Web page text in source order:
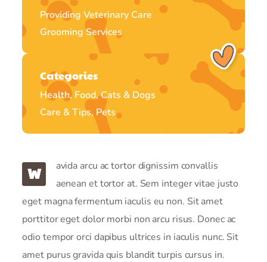
Providing Veterinary Care
Grooming Services
Categories
Health, Food, Cats & Dogs
Care & Tips, Pets
W
avida arcu ac tortor dignissim convallis
aenean et tortor at. Sem integer vitae justo
eget magna fermentum iaculis eu non. Sit amet
porttitor eget dolor morbi non arcu risus. Donec ac
odio tempor orci dapibus ultrices in iaculis nunc. Sit
amet purus gravida quis blandit turpis cursus in.